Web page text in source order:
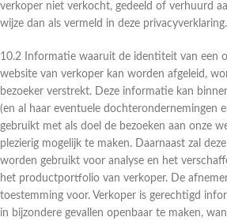
verkoper niet verkocht, gedeeld of verhuurd
wijze dan als vermeld in deze privacyverklaring.
10.2 Informatie waaruit de identiteit van een
website van verkoper kan worden afgeleid,
bezoeker verstrekt. Deze informatie kan
(en al haar eventuele dochterondernemingen
gebruikt met als doel de bezoeken aan onze
plezierig mogelijk te maken. Daarnaast zal
worden gebruikt voor analyse en het
het productportfolio van verkoper. De
toestemming voor. Verkoper is gerechtigd
in bijzondere gevallen openbaar te maken,